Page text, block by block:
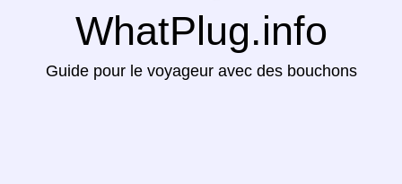
WhatPlug.info
Guide pour le voyageur avec des bouchons